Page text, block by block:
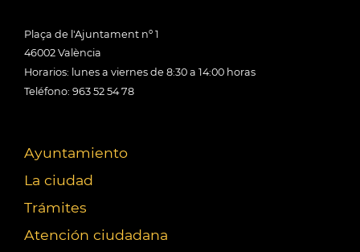
Plaça de l'Ajuntament nº 1
46002 València
Horarios: lunes a viernes de 8:30 a 14:00 horas
Teléfono: 963 52 54 78
Ayuntamiento
La ciudad
Trámites
Atención ciudadana